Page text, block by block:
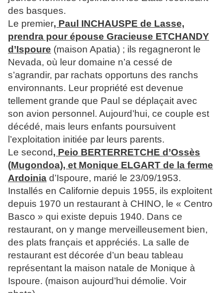
des basques.
Le premier, Paul INCHAUSPE de Lasse,
prendra pour épouse Gracieuse ETCHANDY
d’Ispoure (maison Apatia) ; ils regagneront le
Nevada, où leur domaine n’a cessé de
s’agrandir, par rachats opportuns des ranchs
environnants. Leur propriété est devenue
tellement grande que Paul se déplaçait avec
son avion personnel. Aujourd’hui, ce couple est
décédé, mais leurs enfants poursuivent
l’exploitation initiée par leurs parents.
Le second, Peio BERTERRETCHE d’Ossès
(Mugondoa), et Monique ELGART de la ferme
Ardoinia d’Ispoure, marié le 23/09/1953.
Installés en Californie depuis 1955, ils exploitent
depuis 1970 un restaurant à CHINO, le « Centro
Basco » qui existe depuis 1940. Dans ce
restaurant, on y mange merveilleusement bien,
des plats français et appréciés. La salle de
restaurant est décorée d’un beau tableau
représentant la maison natale de Monique à
Ispoure. (maison aujourd’hui démolie. Voir